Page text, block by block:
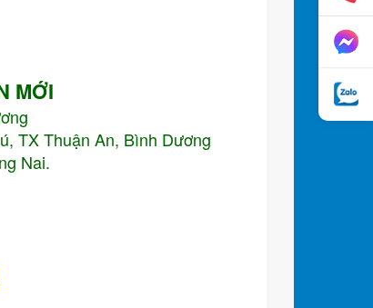
MỚI
TX Thuận An, Bình Dương
Nai.